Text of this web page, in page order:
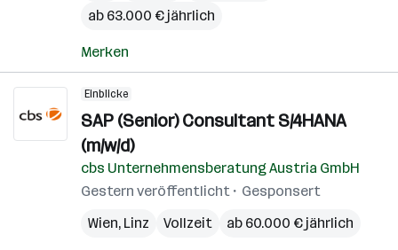
ab 63.000 € jährlich
Merken
Einblicke
SAP (Senior) Consultant S/4HANA
(m/w/d)
cbs Unternehmensberatung Austria GmbH
Gestern veröffentlicht
Gesponsert
Wien, Linz Vollzeit ab 60.000 € jährlich